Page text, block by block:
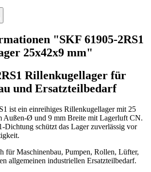
"SKF 61905-2RS1
25x42x9 mm"
Rillenkugellager für
und Ersatzteilbedarf
ist ein einreihiges Rillenkugellager mit 25
Außen-Ø und 9 mm Breite mit Lagerluft CN.
Dichtung schützt das Lager zuverlässig vor
für Maschinenbau, Pumpen, Rollen, Lüfter,
allgemeinen industriellen Ersatzteilbedarf.